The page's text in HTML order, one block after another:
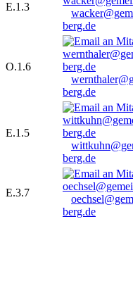
E.1.3
berg.de
O.1.6
berg.de
E.1.5
berg.de
E.3.7
berg.de